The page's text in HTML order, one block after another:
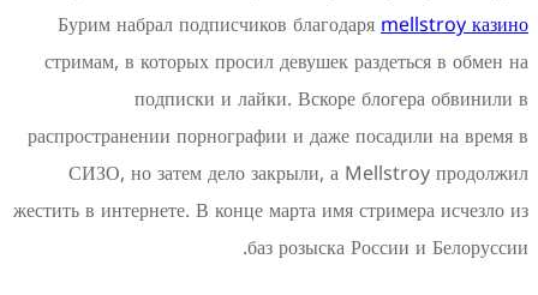
Бурим набрал подписчиков благодаря
стримам, в которых просил девушек
подписки и лайки. Вскоре
распространении порнографии и даже
СИЗО, но затем дело закрыли, а
жестить в интернете. В конце марта имя
баз розыска